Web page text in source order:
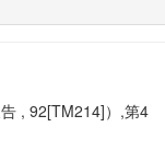
, 92[TM214]）,第4